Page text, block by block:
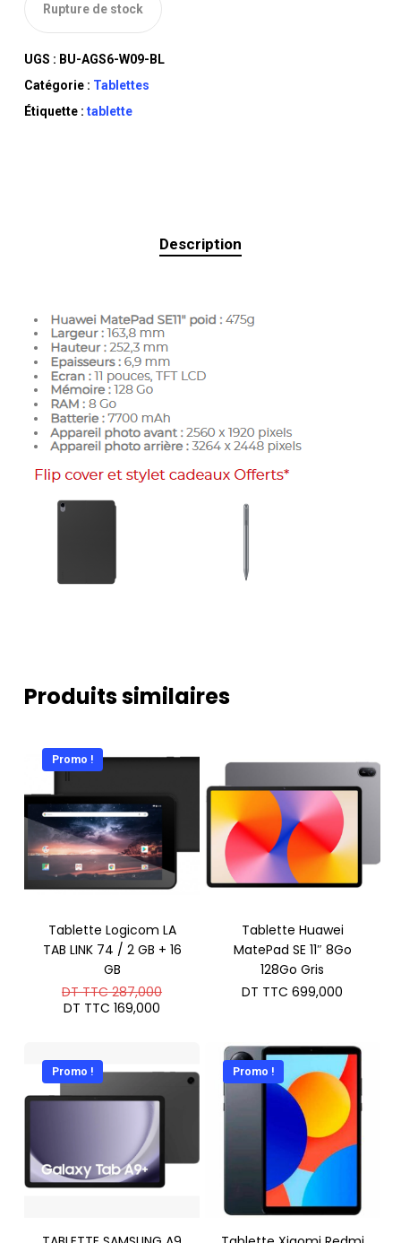
Rupture de stock
UGS : BU-AGS6-W09-BL
Catégorie : Tablettes
Étiquette : tablette
Description
Produits similaires
Promo !
Tablette Logicom LA
TAB LINK 74 / 2 GB + 16
GB
DT TTC287,000Le
TTC 287,000.
DT TTC 169,000
TTC 169,000.
Tablette Huawei
MatePad SE 11″ 8Go
128Go Gris
DT TTC 699,000
Promo ! Promo !